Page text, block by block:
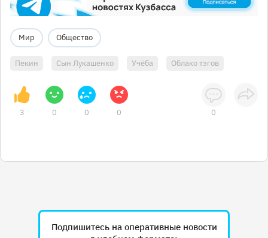
Мир Общество
Пекин Сын Лукашенко Учёба Облако тэгов
3 0 0 0 0
Подпишитесь на оперативные новости